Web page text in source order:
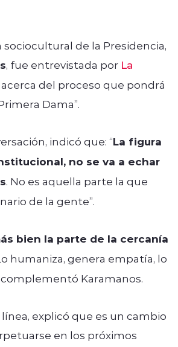
sociocultural de la Presidencia,
, fue entrevistada por La
del proceso que pondrá
Dama”.
indicó que: “La figura
no se va a echar
. No es aquella parte la que
de la gente”.
bien la parte de la cercanía
humaniza, genera empatía, lo
complementó Karamanos.
explicó que es un cambio
en los próximos